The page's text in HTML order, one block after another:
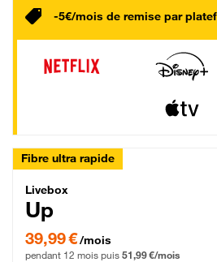
-5€/mois de remise par
Fibre ultra rapide
Livebox Up Fibre
Livebox
Up
39,99 € par mois pendant 12 mois puis
39,99 €/mois
pendant 12 mois puis 51,99 €/mois